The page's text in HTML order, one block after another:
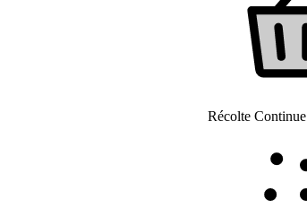
Récolte Continue